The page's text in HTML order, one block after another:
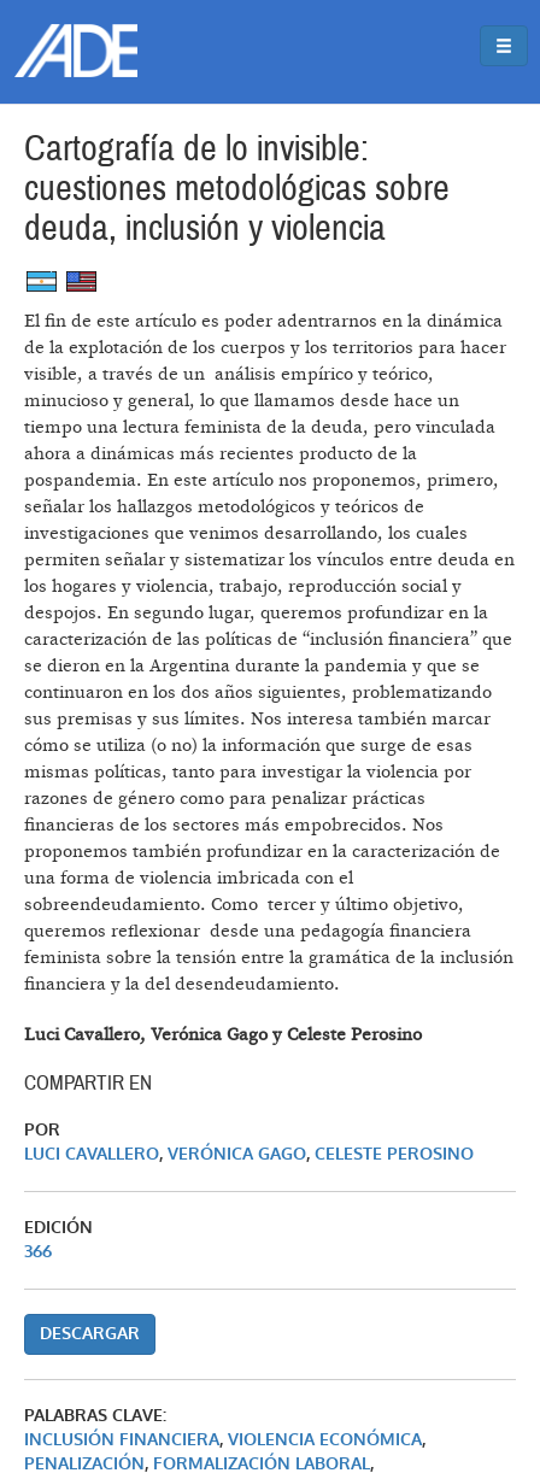
Cartografía de lo invisible:
cuestiones metodológicas sobre
deuda, inclusión y violencia
El fin de este artículo es poder adentrarnos en la dinámica
de la explotación de los cuerpos y los territorios para hacer
visible, a través de un análisis empírico y teórico,
minucioso y general, lo que llamamos desde hace un
tiempo una lectura feminista de la deuda, pero vinculada
ahora a dinámicas más recientes producto de la
pospandemia. En este artículo nos proponemos, primero,
señalar los hallazgos metodológicos y teóricos de
investigaciones que venimos desarrollando, los cuales
permiten señalar y sistematizar los vínculos entre deuda en
los hogares y violencia, trabajo, reproducción social y
despojos. En segundo lugar, queremos profundizar en la
caracterización de las políticas de “inclusión financiera” que
se dieron en la Argentina durante la pandemia y que se
continuaron en los dos años siguientes, problematizando
sus premisas y sus límites. Nos interesa también marcar
cómo se utiliza (o no) la información que surge de esas
mismas políticas, tanto para investigar la violencia por
razones de género como para penalizar prácticas
financieras de los sectores más empobrecidos. Nos
proponemos también profundizar en la caracterización de
una forma de violencia imbricada con el
sobreendeudamiento. Como tercer y último objetivo,
queremos reflexionar desde una pedagogía financiera
feminista sobre la tensión entre la gramática de la inclusión
financiera y la del desendeudamiento.
Luci Cavallero, Verónica Gago y Celeste Perosino
COMPARTIR EN
POR
LUCI CAVALLERO, VERÓNICA GAGO, CELESTE PEROSINO
EDICIÓN
366
DESCARGAR
PALABRAS CLAVE:
INCLUSIÓN FINANCIERA, VIOLENCIA ECONÓMICA,
PENALIZACIÓN, FORMALIZACIÓN LABORAL,